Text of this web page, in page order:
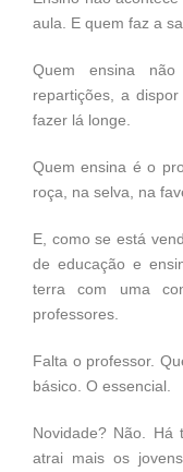
aula. E quem faz a
Quem ensina não
repartições, a
fazer lá longe.
Quem ensina é o
roça, na selva, na
E, como se está
de educação e
terra com uma
professores.
Falta o professor.
básico. O essencial.
Novidade? Não. Há
atrai mais os